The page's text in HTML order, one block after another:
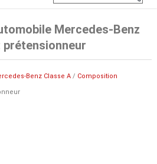
Mercedes-Benz
prétensionneur
Benz Classe A/ Composition